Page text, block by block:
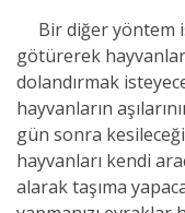
Bir diğer yöntem
götürerek
dolandırmak
hayvanların
gün sonra
hayvanları kendi
alarak taşıma